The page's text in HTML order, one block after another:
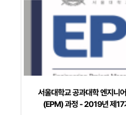
서울대학교 공과대학 엔지니
(EPM) 과정 - 2019년 제17